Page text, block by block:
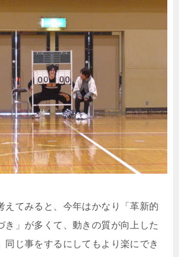
えてみると、今年はかなり「革新的
き」が多くて、動きの質が向上した
同じ事をするにしてもより楽にでき